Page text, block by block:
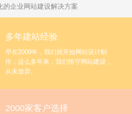
的企业网站建设解决方案
多年建站经验
早在2009年，我们就开始网站设计制
作，这么多年来，我们恪守网站建设，
从未放弃。
2000家客户选择